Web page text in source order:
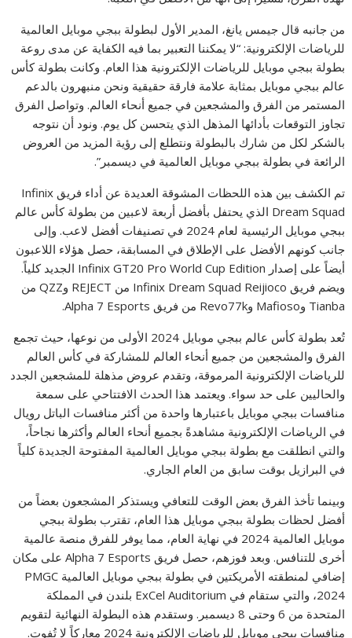
من جانبه قال جيمس يانغ، المدير الأول لبطولة ببجي موبايل العالمية
للرياضات الإلكترونية: “لا يمكننا التعبير بما فيه الكفاية عن مدى روعة
بطولة ببجي موبايل للرياضات الإلكترونية هذا العام. وكانت بطولة كأس
عالم ببجي موبايل بمثابة علامة فارقة حقيقية ونحن منبهرون بالدعم
المستمر من الفرق والمشجعين في جميع أنحاء العالم. وتواصل الفرق
تجاوز التوقعات بأدائها المذهل الذي يتحسن كل يوم. ونود أن نتوجه
بالشكر لكل من شارك بالبطولة ونتطلع إلى رؤية المزيد من العروض
الرائعة في بطولة ببجي موبايل العالمية في ديسمبر”.
تم الكشف بين هذه اللحظات المشوقة العديدة عن أداء فريق Infinix
Dream Squad الذي يحتفل بأفضل أربعة لاعبين من بطولة كأس عالم
ببجي موبايل الرئيسية لعام 2024 في تصنيفات أفضل لاعب. وإلى
جانب كونهم الأفضل على الإطلاق في المسابقة، حصل هؤلاء اللاعبون
أيضاً على إصدار Infinix GT20 Pro World Cup Edition الجديد كلياً.
ويضم فريق Infinix Dream Squad Reijioco من REJECT وQZZ من
Tianba وMafioso وRevo77k من فريق Alpha 7 Esports.
تُعد بطولة كأس عالم ببجي موبايل 2024 الأولى من نوعها، حيث تجمع
الفرق والمشجعين من جميع أنحاء العالم للمشاركة في كأس العالم
للرياضات الإلكترونية المرموقة، وتقدم عروض مذهلة للمشجعين الجدد
والحاليين على حد سواء. ويعتمد هذا الحدث الافتتاحي على سمعة
منافسات ببجي موبايل باعتبارها واحدة من أكثر منافسات الباتل رويال
في الرياضات الإلكترونية مشاهدةً بجميع أنحاء العالم وأكثرها نجاحاً،
والتي انطلقت مع بطولة ببجي موبايل العالمية المفتوحة الجديدة كلياً
في البرازيل بوقت سابق من العام الجاري.
وبينما تأخذ الفرق بعض الوقت للتعافي ويستذكر المشجعون بعضاً من
أفضل لحظات بطولة ببجي موبايل هذا العام، تقترب بطولة ببجي
موبايل العالمية 2024 في نهاية العام، مما يوفر للفرق منصة عالمية
أخرى للتنافس. وبعد فوزهم، حصل فريق Alpha 7 Esports على مكان
إضافي لمنطقته الأمريكتين في بطولة ببجي موبايل العالمية PMGC
2024، والتي ستقام في ExCel Auditorium بلندن في المملكة
المتحدة من 6 وحتى 8 ديسمبر. وستقدم هذه البطولة النهائية لتقويم
منافسات ببجي موبايل للرياضات الإلكترونية 2024 معاركاً لا تُفوت.